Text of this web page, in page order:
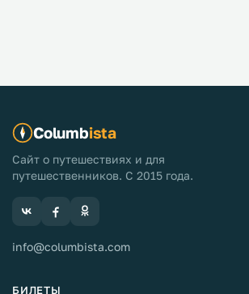
Columbista
Сайт о путешествиях и для
путешественников. С 2015 года.
info@columbista.com
БИЛЕТЫ